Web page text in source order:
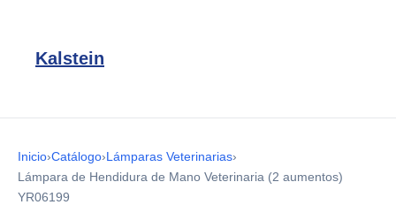
Kalstein
Inicio›Catálogo›Lámparas Veterinarias›
Lámpara de Hendidura de Mano Veterinaria (2 aumentos)
YR06199